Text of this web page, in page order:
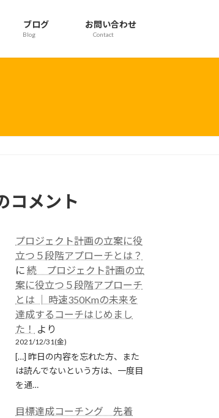
ブログ
Blog
お問い合わせ
Contact
コメント
プロジェクト計画の立案に役
立つ５段階アプローチとは？
に続 プロジェクト計画の立
案に役立つ５段階アプローチ
とは │ 時速350Kmの未来を
達成するコーチはじめまし
た！
より
2021/12/31(金)
[…] 昨日の内容を忘れた方、また
は読んでないという方は、一度目
を通…
目標達成コーチング 先着